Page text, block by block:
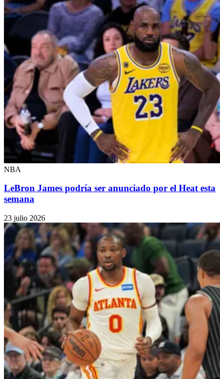
NBA
LeBron James podría ser anunciado por el Heat esta
semana
23 julio 2026